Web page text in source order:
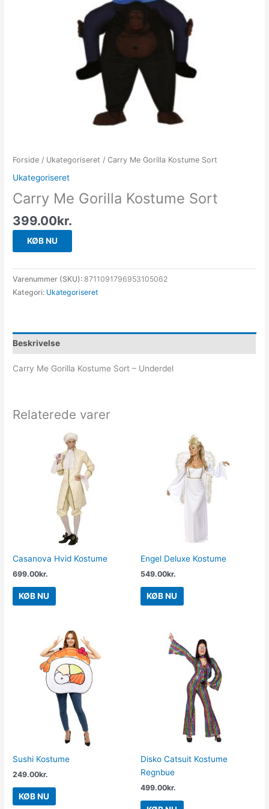
Forside / Ukategoriseret / Carry Me Gorilla Kostume Sort
Ukategoriseret
Carry Me Gorilla Kostume Sort
399.00kr.
KØB NU
Varenummer (SKU):8711091796953105062
Kategori: Ukategoriseret
Beskrivelse
Carry Me Gorilla Kostume Sort – Underdel
Relaterede varer
Casanova Hvid Kostume
699.00kr.
KØB NU
Engel Deluxe Kostume
549.00kr.
KØB NU
Sushi Kostume
249.00kr.
KØB NU
Disko Catsuit Kostume
Regnbue
499.00kr.